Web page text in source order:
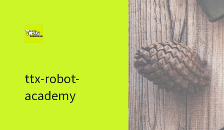
ttx-robot-
academy